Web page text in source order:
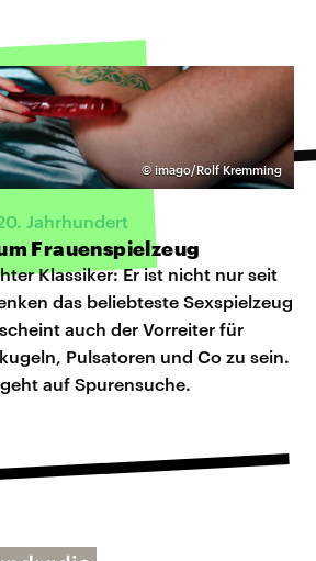
©imago/Rolf Kremming
Jahrhundert
Frauenspielzeug
Klassiker: Er ist nicht nur seit
das beliebteste Sexspielzeug
auch der Vorreiter für
Pulsatoren und Co zu sein.
auf Spurensuche.